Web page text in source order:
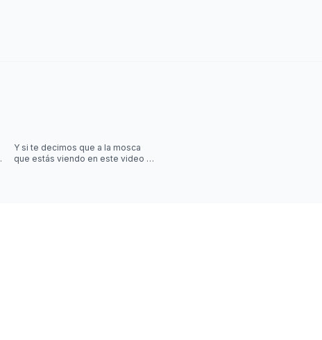
Y si te decimos que a la mosca
que estás viendo en este video la